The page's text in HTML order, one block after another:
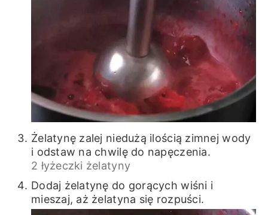
Żelatynę zalej niedużą ilością zimnej wody
i odstaw na chwilę do napęczenia.
2 łyżeczki żelatyny
Dodaj żelatynę do gorących wiśni i
mieszaj, aż żelatyna się rozpuści.